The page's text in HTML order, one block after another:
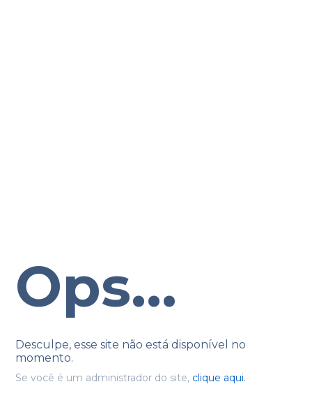
Ops...
Desculpe, esse site não está disponível no
momento.
Se você é um administrador do site, clique aqui.